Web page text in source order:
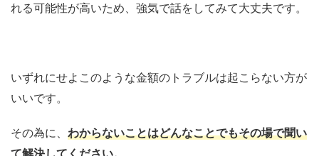
れる可能性が高いため、強気で話をしてみて大丈夫です。
いずれにせよこのような金額のトラブルは起こらない方が
いいです。
その為に、 わからないことはどんなことでもその場で聞い